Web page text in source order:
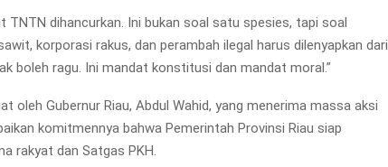
TNTN dihancurkan. Ini bukan soal satu spesies, tapi soal
korporasi rakus, dan perambah ilegal harus dilenyapkan dari
boleh ragu. Ini mandat konstitusi dan mandat moral.”
oleh Gubernur Riau, Abdul Wahid, yang menerima massa aksi
komitmennya bahwa Pemerintah Provinsi Riau siap
rakyat dan Satgas PKH.